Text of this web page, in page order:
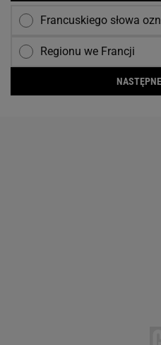
Francuskiego słowa
Regionu we Francji